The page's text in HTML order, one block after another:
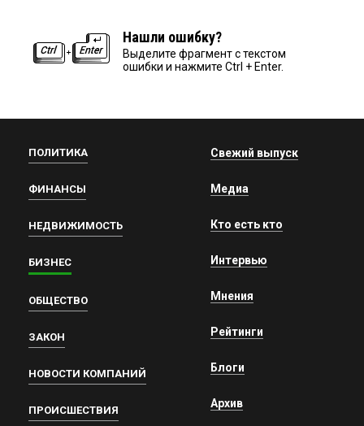
Нашли ошибку?
Выделите фрагмент с текстом
ошибки и нажмите Ctrl + Enter.
ПОЛИТИКА
ФИНАНСЫ
НЕДВИЖИМОСТЬ
БИЗНЕС
ОБЩЕСТВО
ЗАКОН
НОВОСТИ КОМПАНИЙ
ПРОИСШЕСТВИЯ
Свежий выпуск
Медиа
Кто есть кто
Интервью
Мнения
Рейтинги
Блоги
Архив